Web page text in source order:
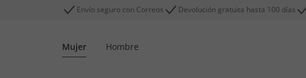
Envío seguro con Correos Devolución gratuita hasta 100 días
Mujer Hombre